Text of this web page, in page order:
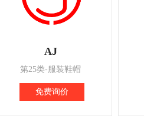
AJ
第25类-服装鞋帽
免费询价